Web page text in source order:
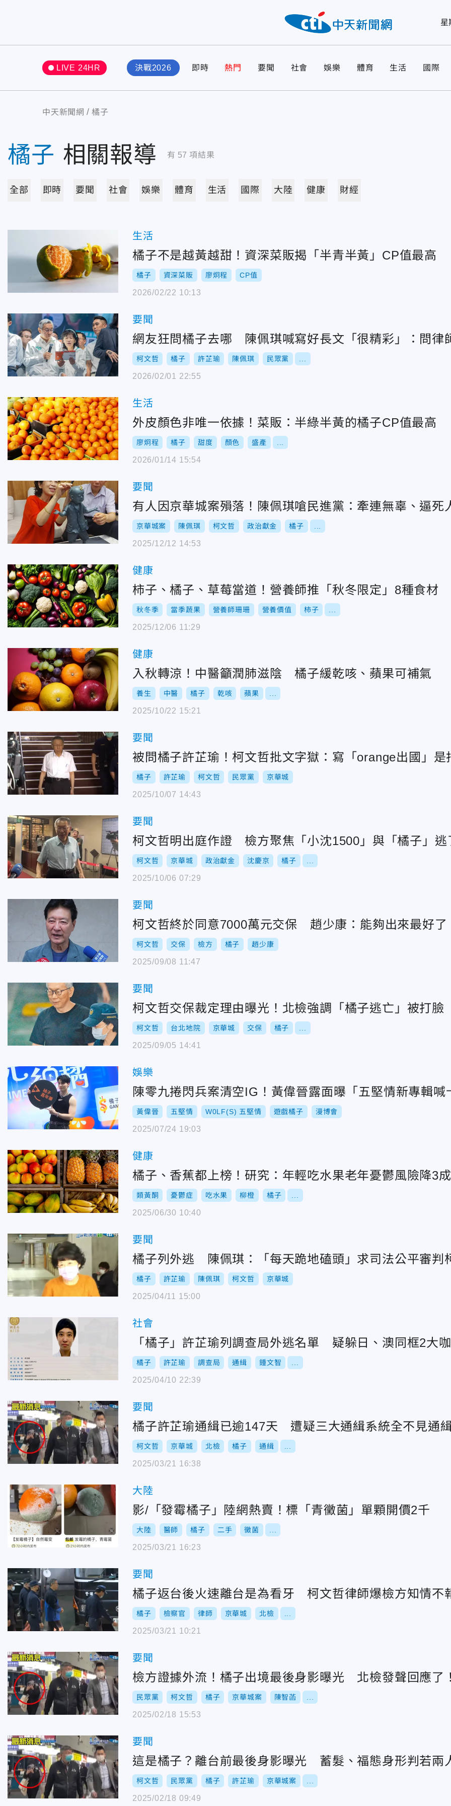
星
LIVE 24HR 決戰2026 即時 熱門 要聞 社會 娛樂 體育 生活 國際
中天新聞網 橘子
橘子 相關報導 有 57 項結果
全部 即時 要聞 社會 娛樂 體育 生活 國際 大陸 健康 財經
生活
橘子不是越黃越甜！資深菜販揭「半青半黃」CP值最高
橘子 資深菜販 廖炯程 CP值
2026/02/22 10:13
要聞
網友狂問橘子去哪 陳佩琪喊寫好長文「很精彩」：問律
柯文哲 橘子 許芷瑜 陳佩琪 民眾黨
2026/02/01 22:55
生活
外皮顏色非唯一依據！菜販：半綠半黃的橘子CP值最高
廖炯程 橘子 甜度 顏色 盛產
2026/01/14 15:54
要聞
有人因京華城案殞落！陳佩琪嗆民進黨：牽連無辜、逼死
京華城案 陳佩琪 柯文哲 政治獻金 橘子
2025/12/12 14:53
健康
柿子、橘子、草莓當道！營養師推「秋冬限定」8種食材
秋冬季 當季蔬果 營養師珊珊 營養價值 柿子
2025/12/06 11:29
健康
入秋轉涼！中醫籲潤肺滋陰 橘子緩乾咳、蘋果可補氣
養生 中醫 橘子 乾咳 蘋果
2025/10/22 15:21
要聞
被問橘子許芷瑜！柯文哲批文字獄：寫「orange出國」是
橘子 許芷瑜 柯文哲 民眾黨 京華城
2025/10/07 14:43
要聞
柯文哲明出庭作證 檢方聚焦「小沈1500」與「橘子」逃
柯文哲 京華城 政治獻金 沈慶京 橘子
2025/10/06 07:29
要聞
柯文哲終於同意7000萬元交保 趙少康：能夠出來最好了
柯文哲 交保 檢方 橘子 趙少康
2025/09/08 11:47
要聞
柯文哲交保裁定理由曝光！北檢強調「橘子逃亡」被打臉
柯文哲 台北地院 京華城 交保 橘子
2025/09/05 14:41
娛樂
陳零九捲閃兵案清空IG！黃偉晉露面曝「五堅情新專輯喊
黃偉晉 五堅情 W0LF(S) 五堅情 遊戲橘子 漫博會
2025/07/24 19:03
健康
橘子、香蕉都上榜！研究：年輕吃水果老年憂鬱風險降3成
類黃酮 憂鬱症 吃水果 柳橙 橘子
2025/06/30 10:40
要聞
橘子列外逃 陳佩琪：「每天跪地磕頭」求司法公平審判
橘子 許芷瑜 陳佩琪 柯文哲 京華城
2025/04/11 15:00
社會
「橘子」許芷瑜列調查局外逃名單 疑躲日、澳同框2大咖
橘子 許芷瑜 調查局 通緝 鍾文智
2025/04/10 22:39
要聞
橘子許芷瑜通緝已逾147天 遭疑三大通緝系統全不見通
柯文哲 京華城 北檢 橘子 通緝
2025/03/21 16:38
大陸
影/「發霉橘子」陸網熱賣！標「青黴菌」單顆開價2千
大陸 醫師 橘子 二手 黴菌
2025/03/21 16:23
要聞
橘子返台後火速離台是為看牙 柯文哲律師爆檢方知情不
橘子 檢察官 律師 京華城 北檢
2025/03/21 10:21
要聞
檢方證據外流！橘子出境最後身影曝光 北檢發聲回應了
民眾黨 柯文哲 橘子 京華城案 陳智菡
2025/02/18 15:53
要聞
這是橘子？離台前最後身影曝光 蓄髮、福態身形判若兩
柯文哲 民眾黨 橘子 許芷瑜 京華城案
2025/02/18 09:49